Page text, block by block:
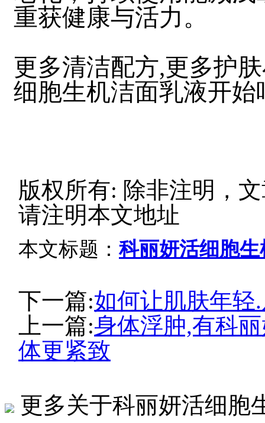
重获健康与活力。
更多清洁配方,更多护
细胞生机洁面乳液开始
版权所有: 除非注明，
请注明本文地址
本文标题：科丽妍活细胞
下一篇:如何让肌肤年轻
上一篇:身体浮肿,有科
体更紧致
更多关于科丽妍活细胞